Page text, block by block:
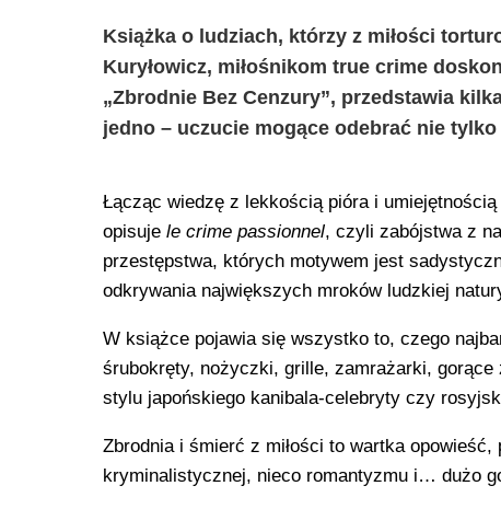
Książka o ludziach, którzy z miłości
Kuryłowicz, miłośnikom true crime
„Zbrodnie Bez Cenzury”, przedstawia
jedno – uczucie mogące odebrać nie
Łącząc wiedzę z lekkością pióra i
opisuje le crime passionnel, czyli zabójstwa z
przestępstwa, których motywem jest
odkrywania największych mroków ludzkiej
W książce pojawia się wszystko to, czego
śrubokręty, nożyczki, grille, zamrażarki,
stylu japońskiego kanibala-celebryty czy
Zbrodnia i śmierć z miłości to wartka
kryminalistycznej, nieco romantyzmu i… dużo